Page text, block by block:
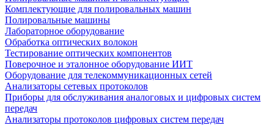
Комплектующие для полировальных машин
Полировальные машины
Лабораторное оборудование
Обработка оптических волокон
Тестирование оптических компонентов
Поверочное и эталонное оборудование ИИТ
Оборудование для телекоммуникационных сетей
Анализаторы сетевых протоколов
Приборы для обслуживания аналоговых и цифровых систем
передач
Анализаторы протоколов цифровых систем передач